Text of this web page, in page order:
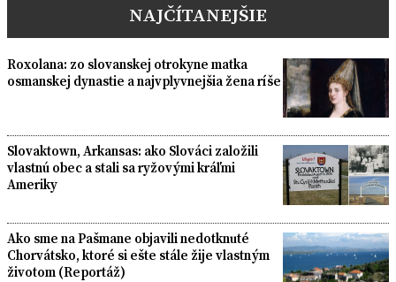
NAJČÍTANEJŠIE
Roxolana: zo slovanskej otrokyne matka
osmanskej dynastie a najvplyvnejšia žena ríše
Slovaktown, Arkansas: ako Slováci založili
vlastnú obec a stali sa ryžovými kráľmi
Ameriky
Ako sme na Pašmane objavili nedotknuté
Chorvátsko, ktoré si ešte stále žije vlastným
životom (Reportáž)